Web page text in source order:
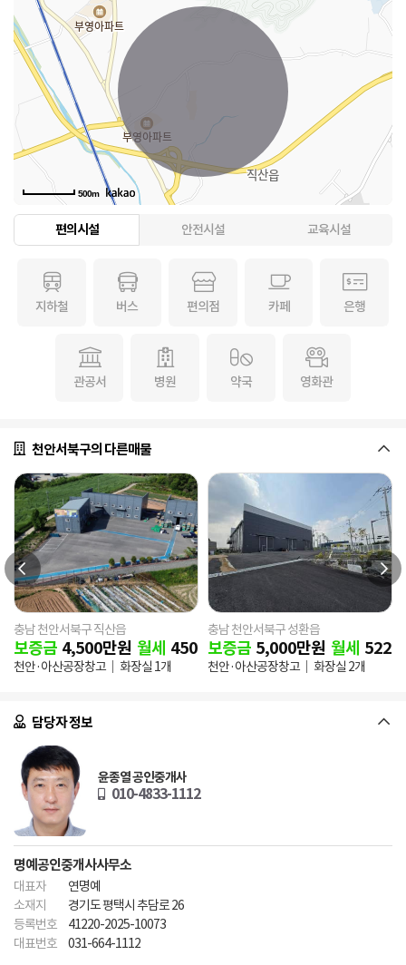
500m
편의시설 안전시설 교육시설
지하철 버스 편의점 카페 은행
관공서 병원 약국 영화관
천안서북구의 다른매물
만원
충남 천안서북구 직산읍
보증금 4,500만원 월세 450 만원
천안·아산공장창고 화장실 1개
충남 천안서북구 성환읍
보증금 5,000만원 월세 522
천안·아산공장창고 화장실 2개
담당자 정보
윤종열 공인중개사
010-4833-1112
명예공인중개사사무소
대표자
연명예
소재지
경기도 평택시 추담로 26
등록번호
41220-2025-10073
대표번호
031-664-1112